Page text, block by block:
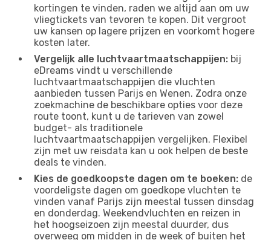
kortingen te vinden, raden we altijd aan om uw
vliegtickets van tevoren te kopen. Dit vergroot
uw kansen op lagere prijzen en voorkomt hogere
kosten later.
Vergelijk alle luchtvaartmaatschappijen: bij
eDreams vindt u verschillende
luchtvaartmaatschappijen die vluchten
aanbieden tussen Parijs en Wenen. Zodra onze
zoekmachine de beschikbare opties voor deze
route toont, kunt u de tarieven van zowel
budget- als traditionele
luchtvaartmaatschappijen vergelijken. Flexibel
zijn met uw reisdata kan u ook helpen de beste
deals te vinden.
Kies de goedkoopste dagen om te boeken: de
voordeligste dagen om goedkope vluchten te
vinden vanaf Parijs zijn meestal tussen dinsdag
en donderdag. Weekendvluchten en reizen in
het hoogseizoen zijn meestal duurder, dus
overweeg om midden in de week of buiten het